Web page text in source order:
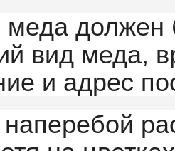
меда должен
вид меда,
и адрес